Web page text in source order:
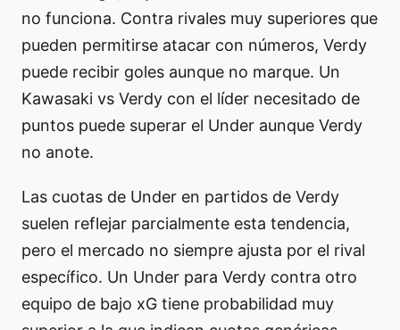
no funciona. Contra rivales muy superiores que
pueden permitirse atacar con números, Verdy
puede recibir goles aunque no marque. Un
Kawasaki vs Verdy con el líder necesitado de
puntos puede superar el Under aunque Verdy
no anote.
Las cuotas de Under en partidos de Verdy
suelen reflejar parcialmente esta tendencia,
pero el mercado no siempre ajusta por el rival
específico. Un Under para Verdy contra otro
equipo de bajo xG tiene probabilidad muy